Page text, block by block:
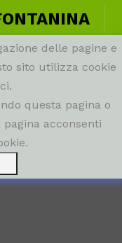
delle pagine e
sito utilizza cookie
questa pagina o
acconsenti